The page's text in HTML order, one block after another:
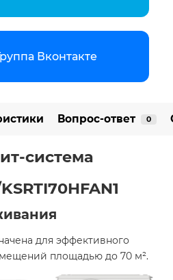
Вконтакте
Вопрос-ответ 0
система
для эффективного
площадью до 70 м².